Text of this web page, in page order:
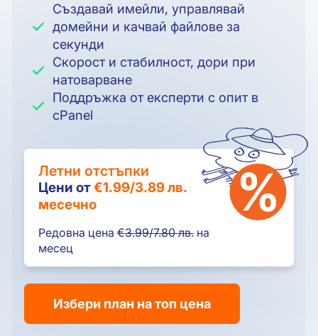
Създавай имейли, управлявай
домейни и качвай файлове за
секунди
Скорост и стабилност, дори при
натоварване
Поддръжка от експерти с опит в
cPanel
Летни отстъпки
Цени от€1.99/3.89 лв.
месечно
Редовна цена €3.99/7.80 лв. на
месец
Избери план на топ цена